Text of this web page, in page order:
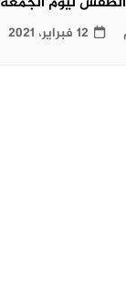
12 فبراير، 2021